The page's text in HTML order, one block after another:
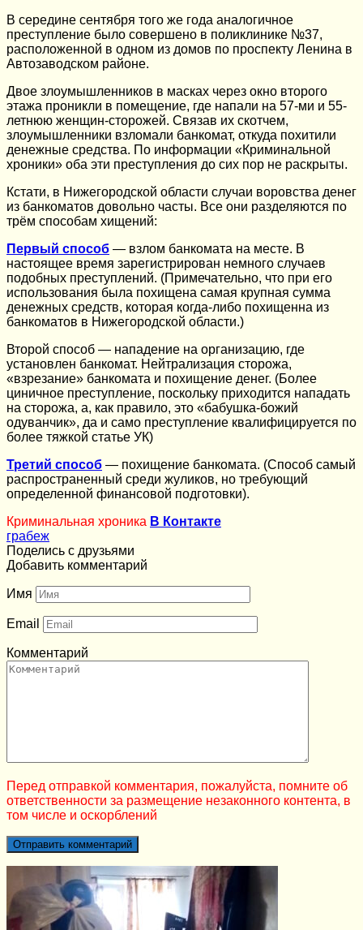
В середине сентября того же года аналогичное
преступление было совершено в поликлинике №37,
расположенной в одном из домов по проспекту Ленина в
Автозаводском районе.
Двое злоумышленников в масках через окно второго
этажа проникли в помещение, где напали на 57-ми и 55-
летнюю женщин-сторожей. Связав их скотчем,
злоумышленники взломали банкомат, откуда похитили
денежные средства. По информации «Криминальной
хроники» оба эти преступления до сих пор не раскрыты.
Кстати, в Нижегородской области случаи воровства денег
из банкоматов довольно часты. Все они разделяются по
трём способам хищений:
Первый способ — взлом банкомата на месте. В
настоящее время зарегистрирован немного случаев
подобных преступлений. (Примечательно, что при его
использования была похищена самая крупная сумма
денежных средств, которая когда-либо похищенна из
банкоматов в Нижегородской области.)
Второй способ — нападение на организацию, где
установлен банкомат. Нейтрализация сторожа,
«взрезание» банкомата и похищение денег. (Более
циничное преступление, поскольку приходится нападать
на сторожа, а, как правило, это «бабушка-божий
одуванчик», да и само преступление квалифицируется по
более тяжкой статье УК)
Третий способ — похищение банкомата. (Способ самый
распространенный среди жуликов, но требующий
определенной финансовой подготовки).
Криминальная хроника В Контакте
грабеж
Поделись с друзьями
Добавить комментарий
Имя
Email
Комментарий
Перед отправкой комментария, пожалуйста, помните об
ответственности за размещение незаконного контента, в
том числе и оскорблений